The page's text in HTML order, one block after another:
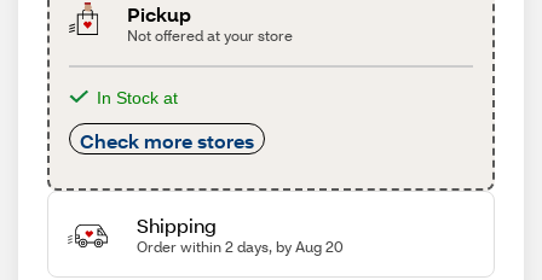
Pickup
Not offered at your store
In Stock at
Check more stores
Shipping
Order within 2 days, by Aug 20